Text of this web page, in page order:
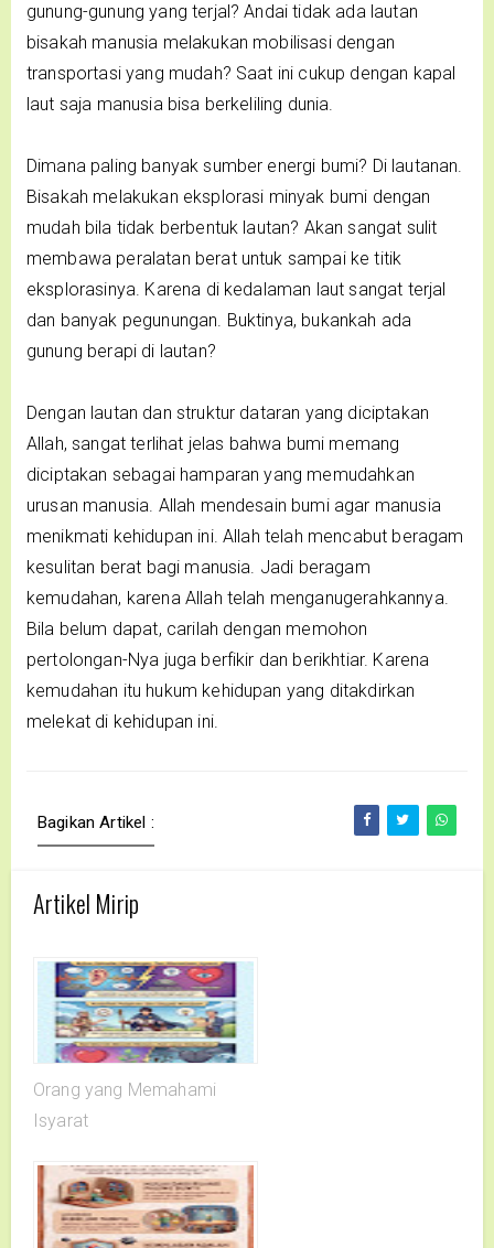
gunung-gunung yang terjal? Andai tidak ada lautan
bisakah manusia melakukan mobilisasi dengan
transportasi yang mudah? Saat ini cukup dengan kapal
laut saja manusia bisa berkeliling dunia.
Dimana paling banyak sumber energi bumi? Di lautanan.
Bisakah melakukan eksplorasi minyak bumi dengan
mudah bila tidak berbentuk lautan? Akan sangat sulit
membawa peralatan berat untuk sampai ke titik
eksplorasinya. Karena di kedalaman laut sangat terjal
dan banyak pegunungan. Buktinya, bukankah ada
gunung berapi di lautan?
Dengan lautan dan struktur dataran yang diciptakan
Allah, sangat terlihat jelas bahwa bumi memang
diciptakan sebagai hamparan yang memudahkan
urusan manusia. Allah mendesain bumi agar manusia
menikmati kehidupan ini. Allah telah mencabut beragam
kesulitan berat bagi manusia. Jadi beragam
kemudahan, karena Allah telah menganugerahkannya.
Bila belum dapat, carilah dengan memohon
pertolongan-Nya juga berfikir dan berikhtiar. Karena
kemudahan itu hukum kehidupan yang ditakdirkan
melekat di kehidupan ini.
Bagikan Artikel :
Artikel Mirip
Orang yang Memahami
Isyarat